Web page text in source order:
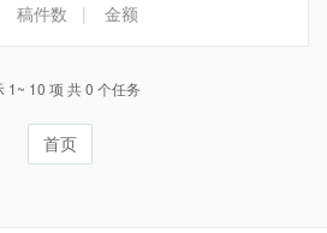
稿件数 | 金额
1~ 10 项 共 0 个任务
首页